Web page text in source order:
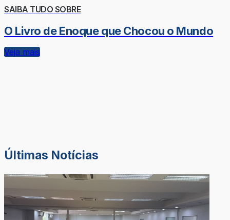
SAIBA TUDO SOBRE
O Livro de Enoque que Chocou o Mundo
Veja mais
Últimas Notícias